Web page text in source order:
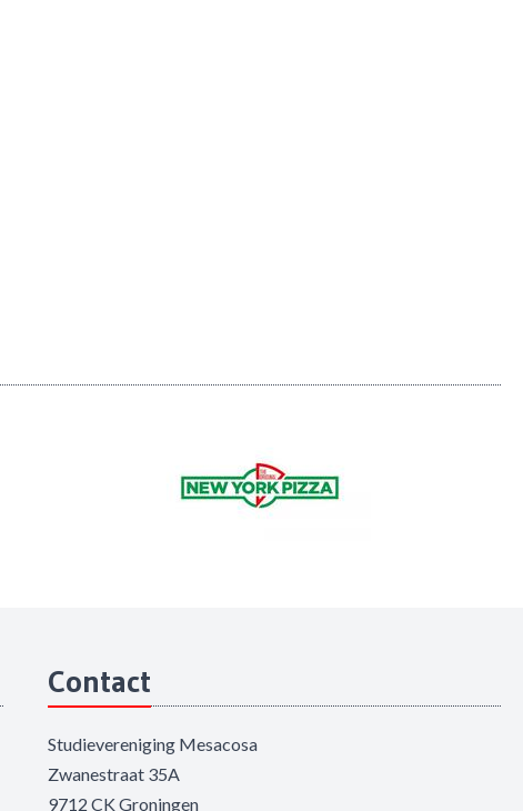
Contact
Studievereniging Mesacosa
Zwanestraat 35A
9712 CK Groningen